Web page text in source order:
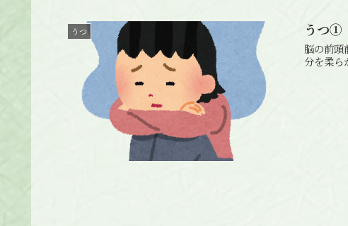
うつ うつ①
脳の前頭
分を柔ら